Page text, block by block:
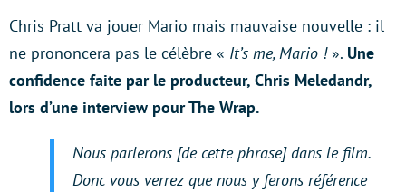
Chris Pratt va jouer Mario mais mauvaise nouvelle : il
ne prononcera pas le célèbre « It’s me, Mario ! ». Une
confidence faite par le producteur, Chris Meledandr,
lors d’une interview pour The Wrap.
Nous parlerons [de cette phrase] dans le film.
Donc vous verrez que nous y ferons référence